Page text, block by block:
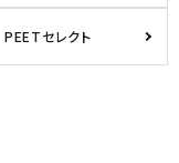
PEETセレクト